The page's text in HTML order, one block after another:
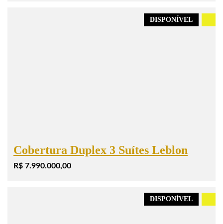
DISPONÍVEL
Cobertura Duplex 3 Suítes Leblon
R$ 7.990.000,00
DISPONÍVEL